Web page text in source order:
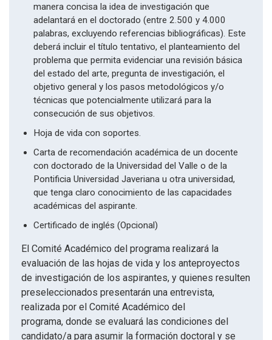
manera concisa la idea de investigación que
adelantará en el doctorado (entre 2.500 y 4.000
palabras, excluyendo referencias bibliográficas). Este
deberá incluir el título tentativo, el planteamiento del
problema que permita evidenciar una revisión básica
del estado del arte, pregunta de investigación, el
objetivo general y los pasos metodológicos y/o
técnicas que potencialmente utilizará para la
consecución de sus objetivos.
Hoja de vida con soportes.
Carta de recomendación académica de un docente
con doctorado de la Universidad del Valle o de la
Pontificia Universidad Javeriana u otra universidad,
que tenga claro conocimiento de las capacidades
académicas del aspirante.
Certificado de inglés (Opcional)
El Comité Académico del programa realizará la
evaluación de las hojas de vida y los anteproyectos
de investigación de los aspirantes, y quienes resulten
preseleccionados presentarán una entrevista,
realizada por el Comité Académico del
programa, donde se evaluará las condiciones del
candidato/a para asumir la formación doctoral y se